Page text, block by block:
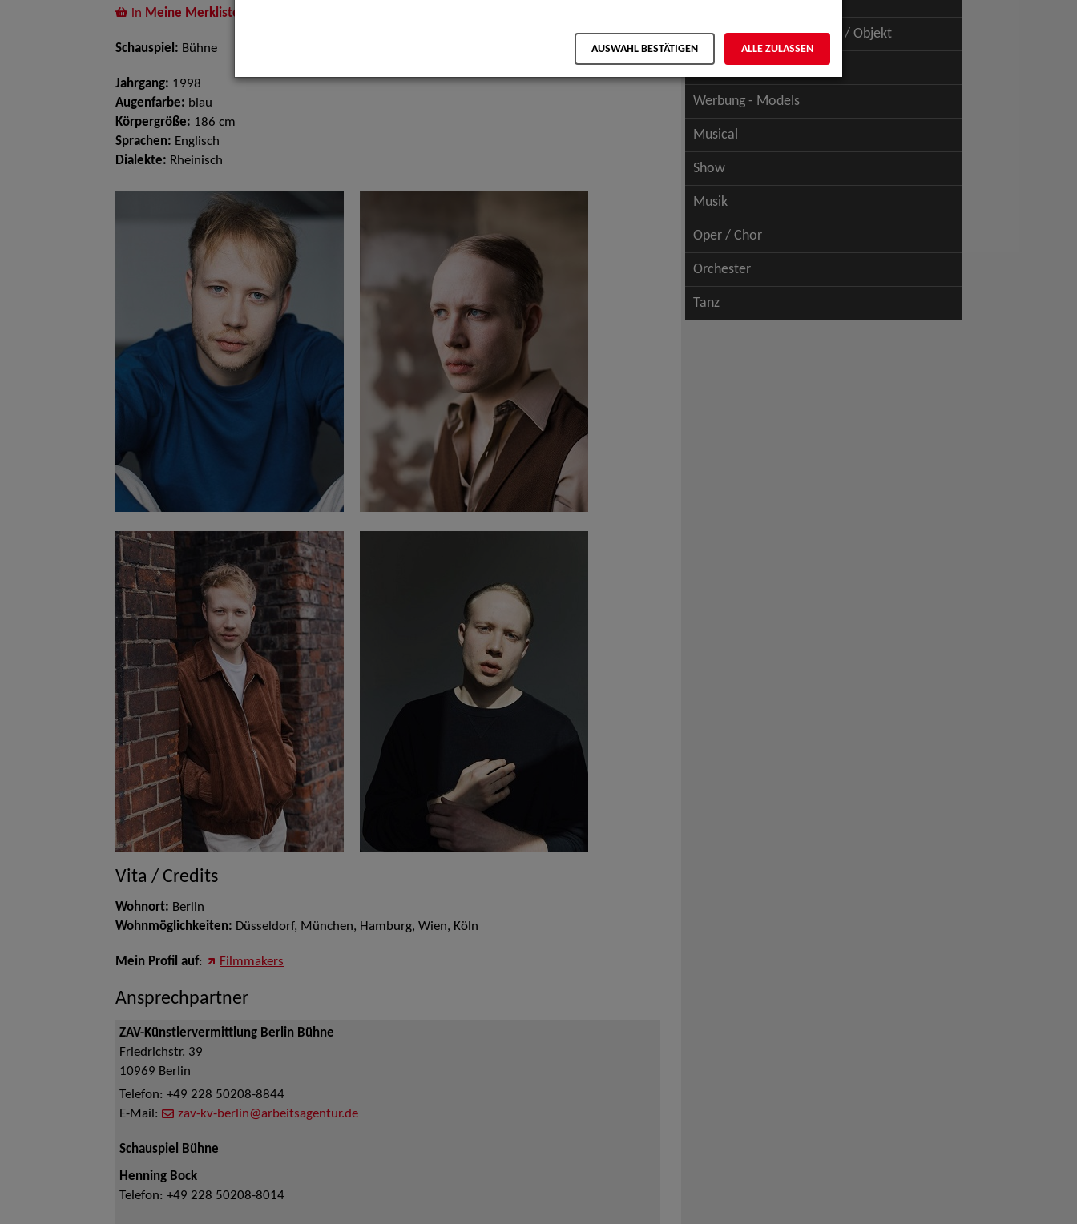
in Meine Merkliste
Schauspiel: Bühne
Jahrgang: 1998
Augenfarbe: blau
Körpergröße: 186 cm
Sprachen: Englisch
Dialekte: Rheinisch
Vita / Credits
Wohnort: Berlin
Wohnmöglichkeiten: Düsseldorf, München, Hamburg, Wien, Köln
Mein Profil auf: Filmmakers
Ansprechpartner
ZAV-Künstlervermittlung Berlin Bühne
Friedrichstr. 39
10969 Berlin
Telefon: +49 228 50208-8844
E-Mail:
zav-kv-berlin@arbeitsagentur.de
Schauspiel Bühne
Henning Bock
Telefon: +49 228 50208-8014
Schauspiel - Figur / Puppe / Objekt
Werbung - Talents
Werbung - Models
Musical
Show
Musik
Oper / Chor
Orchester
Tanz
AUSWAHL BESTÄTIGEN ALLE ZULASSEN